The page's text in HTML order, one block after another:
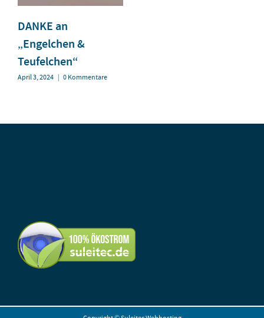
DANKE an
„Engelchen &
Teufelchen“
April 3, 2024 | 0 Kommentare